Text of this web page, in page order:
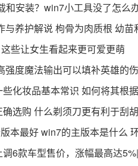
安装？win7小工具没了怎么
与养护解说 枸骨为肉质根 幼苗
些让女生看起来更可爱更萌
强度魔法输出可以填补英雄的
化妆品基本常识 如何将其根
选购 什么剃须刀更有利于刮
本最好 win7的主版本是什么
6款车型售价，涨幅最高达